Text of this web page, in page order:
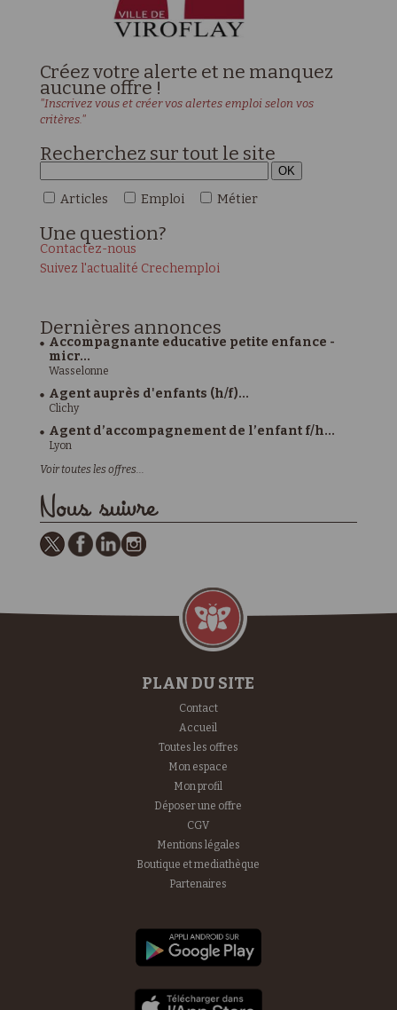
Créez votre alerte et ne manquez
aucune offre !
"Inscrivez vous et créer vos alertes emploi selon vos
critères."
Recherchez sur tout le site
Articles Emploi Métier
Une question?
Contactez-nous
Suivez l'actualité Crechemploi
Dernières annonces
Accompagnante educative petite enfance -
micr...
Wasselonne
Agent auprès d'enfants (h/f)...
Clichy
Agent d’accompagnement de l’enfant f/h...
Lyon
Voir toutes les offres...
Nous suivre
PLAN DU SITE
Contact
Accueil
Toutes les offres
Mon espace
Mon profil
Déposer une offre
CGV
Mentions légales
Boutique et mediathèque
Partenaires